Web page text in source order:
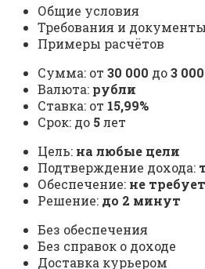
Общие условия
Требования и документы
Примеры расчётов
Сумма: от 30 000 до3
Валюта: рубли
Ставка: от 15,99%
Срок: до 5лет
Цель: на любые цели
Подтверждение дохода:
Обеспечение: не
Решение: до 2 минут
Без обеспечения
Без справок о доходе
Доставка курьером